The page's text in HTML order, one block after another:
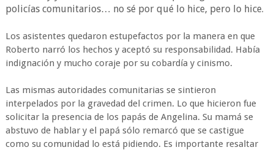
policías comunitarios… no sé por qué lo hice, pero lo hice.
Los asistentes quedaron estupefactos por la manera en que
Roberto narró los hechos y aceptó su responsabilidad. Había
indignación y mucho coraje por su cobardía y cinismo.
Las mismas autoridades comunitarias se sintieron
interpelados por la gravedad del crimen. Lo que hicieron fue
solicitar la presencia de los papás de Angelina. Su mamá se
abstuvo de hablar y el papá sólo remarcó que se castigue
como su comunidad lo está pidiendo. Es importante resaltar